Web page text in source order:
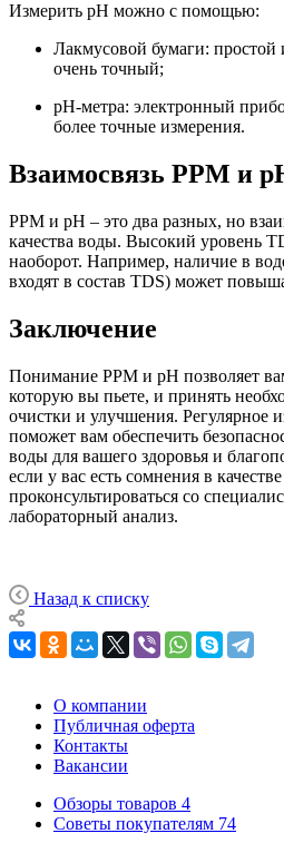
Измерить pH можно с помощью:
Лакмусовой бумаги:
очень точный;
pH-метра: электронный
более точные измерения.
Взаимосвязь PPM и
PPM и pH – это два разных, но
качества воды. Высокий уровень
наоборот. Например, наличие в
входят в состав TDS) может
Заключение
Понимание PPM и pH позволяет
которую вы пьете, и принять
очистки и улучшения. Регулярное
поможет вам обеспечить
воды для вашего здоровья и
если у вас есть сомнения в
проконсультироваться со
лабораторный анализ.
Назад к списку
О компании
Публичная оферта
Контакты
Вакансии
Обзоры товаров 4
Советы покупателям 74